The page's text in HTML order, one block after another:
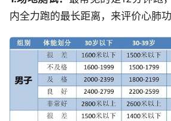
内全力跑的最长距离，来评价心肺功